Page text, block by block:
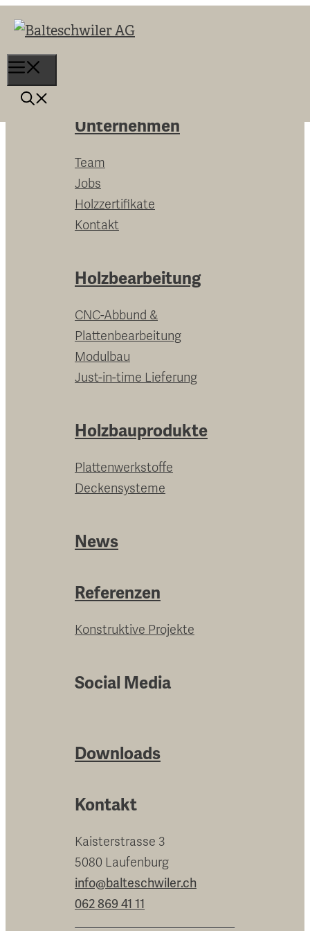
zum
Inhalt
Unternehmen
Team
Jobs
Holzzertifikate
Kontakt
Holzbearbeitung
CNC-Abbund &
Plattenbearbeitung
Modulbau
Just-in-time Lieferung
Holzbauprodukte
Plattenwerkstoffe
Deckensysteme
News
Referenzen
Konstruktive Projekte
Social Media
Downloads
Kontakt
Kaisterstrasse 3
5080 Laufenburg
info@balteschwiler.ch
062 869 41 11